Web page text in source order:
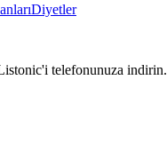
Diyetler
telefonunuza indirin.